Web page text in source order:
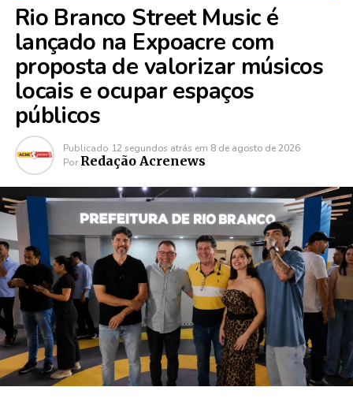
Rio Branco Street Music é
lançado na Expoacre com
proposta de valorizar músicos
locais e ocupar espaços
públicos
Publicado 12 segundos atrás em 8 de agosto de 2026
Por Redação Acrenews